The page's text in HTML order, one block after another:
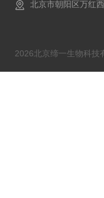
北京市朝阳区万红
2026北京缔一生物科